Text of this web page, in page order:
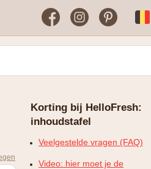
Plopsaland Theater Hotel
WONDR
kortingscode?
FAQ – Veelgestelde vragen
FacebookInstagramPinterest
Korting bij HelloFresh:
inhoudstafel
Veelgestelde vragen (FAQ)
Video: hier moet je de